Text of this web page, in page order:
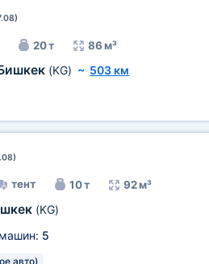
20 т 86 м³
(KG) ~ 503 км
тент 10 т 92 м³
(KG)
5
авто)